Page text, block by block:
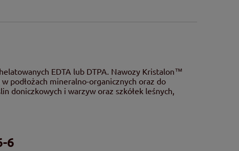
EDTA lub DTPA. Nawozy Kristalon™
podłożach mineralno-organicznych oraz do
doniczkowych i warzyw oraz szkółek leśnych,
6